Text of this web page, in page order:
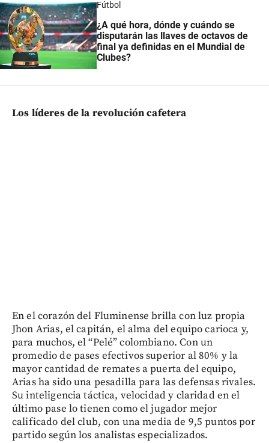
Fútbol
¿A qué hora, dónde y cuándo se
disputarán las llaves de octavos de
final ya definidas en el Mundial de
Clubes?
Los líderes de la revolución cafetera
En el corazón del Fluminense brilla con luz propia
Jhon Arias, el capitán, el alma del equipo carioca y,
para muchos, el “Pelé” colombiano. Con un
promedio de pases efectivos superior al 80% y la
mayor cantidad de remates a puerta del equipo,
Arias ha sido una pesadilla para las defensas rivales.
Su inteligencia táctica, velocidad y claridad en el
último pase lo tienen como el jugador mejor
calificado del club, con una media de 9,5 puntos por
partido según los analistas especializados.